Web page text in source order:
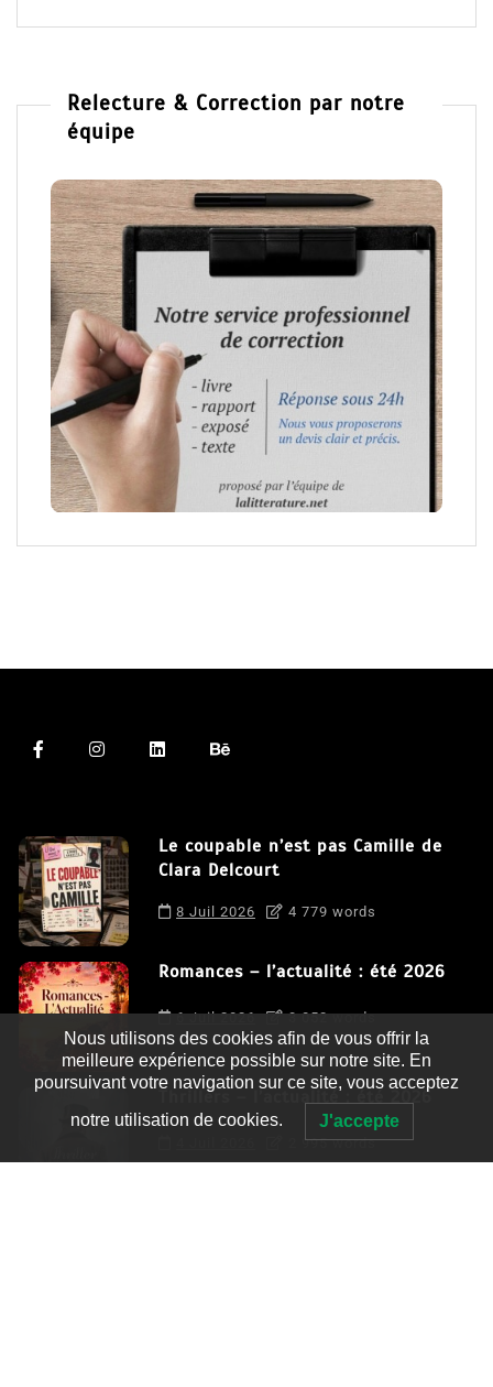
Relecture & Correction par notre
équipe
Le coupable n’est pas Camille de
Clara Delcourt
8 Juil 2026 4 779 words
Romances – l’actualité : été 2026
6 Juil 2026 3 052 words
Thrillers – l’actualité : été 2026
2 995 words
Nous utilisons des cookies afin de vous offrir la
meilleure expérience possible sur notre site. En
poursuivant votre navigation sur ce site, vous acceptez
notre utilisation de cookies. J'accepte